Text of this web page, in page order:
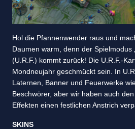
Hol die Pfannenwender raus und
Daumen warm, denn der Spielmodus
(U.R.F.) kommt zurück! Die U.R.F.-
Mondneujahr geschmückt sein. In
Laternen, Banner und Feuerwerke
Beschwörer, aber wir haben auch
Effekten einen festlichen Anstrich
SKINS